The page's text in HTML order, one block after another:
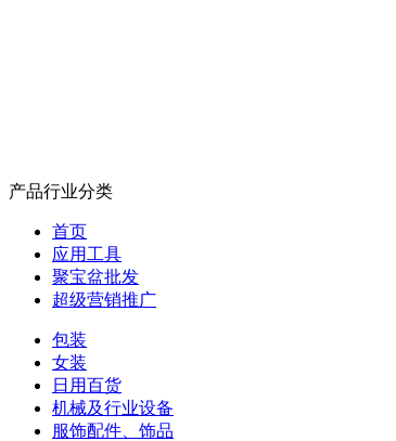
产品行业分类
首页
应用工具
聚宝盆批发
超级营销推广
包装
女装
日用百货
机械及行业设备
服饰配件、饰品